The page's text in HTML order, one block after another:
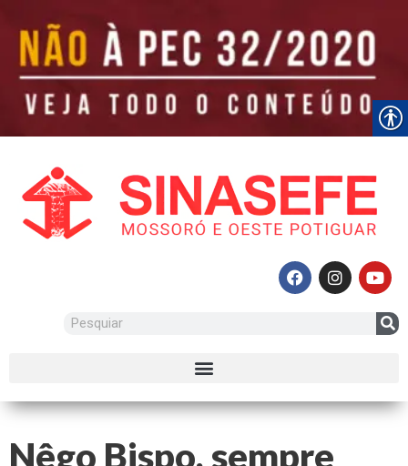
Nêgo Bispo, sempre